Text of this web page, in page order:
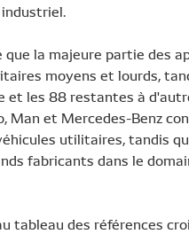
la majeure partie des
moyens et lourds,
et les 88 restantes à
Man et Mercedes-Benz
utilitaires, tandis
fabricants dans le
tableau des références